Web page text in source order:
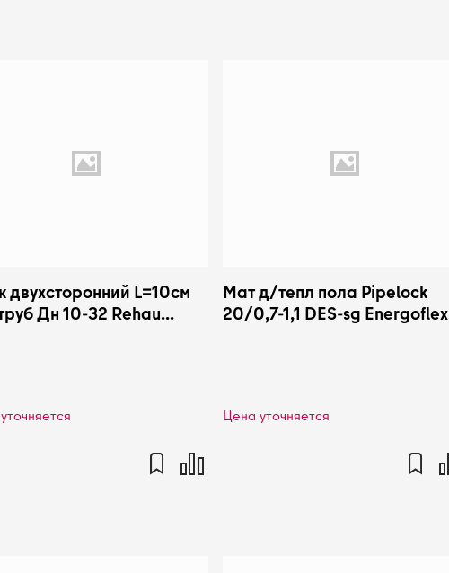
двухсторонний L=10см
Дн 10-32 Rehau
Мат д/тепл пола Pipelock
20/0,7-1,1 DES-sg Energoflex
Цена уточняется